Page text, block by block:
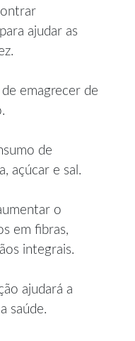
ajudar as
emagrecer de
de
açúcar e sal.
o
em fibras,
integrais.
ajudará a
saúde.